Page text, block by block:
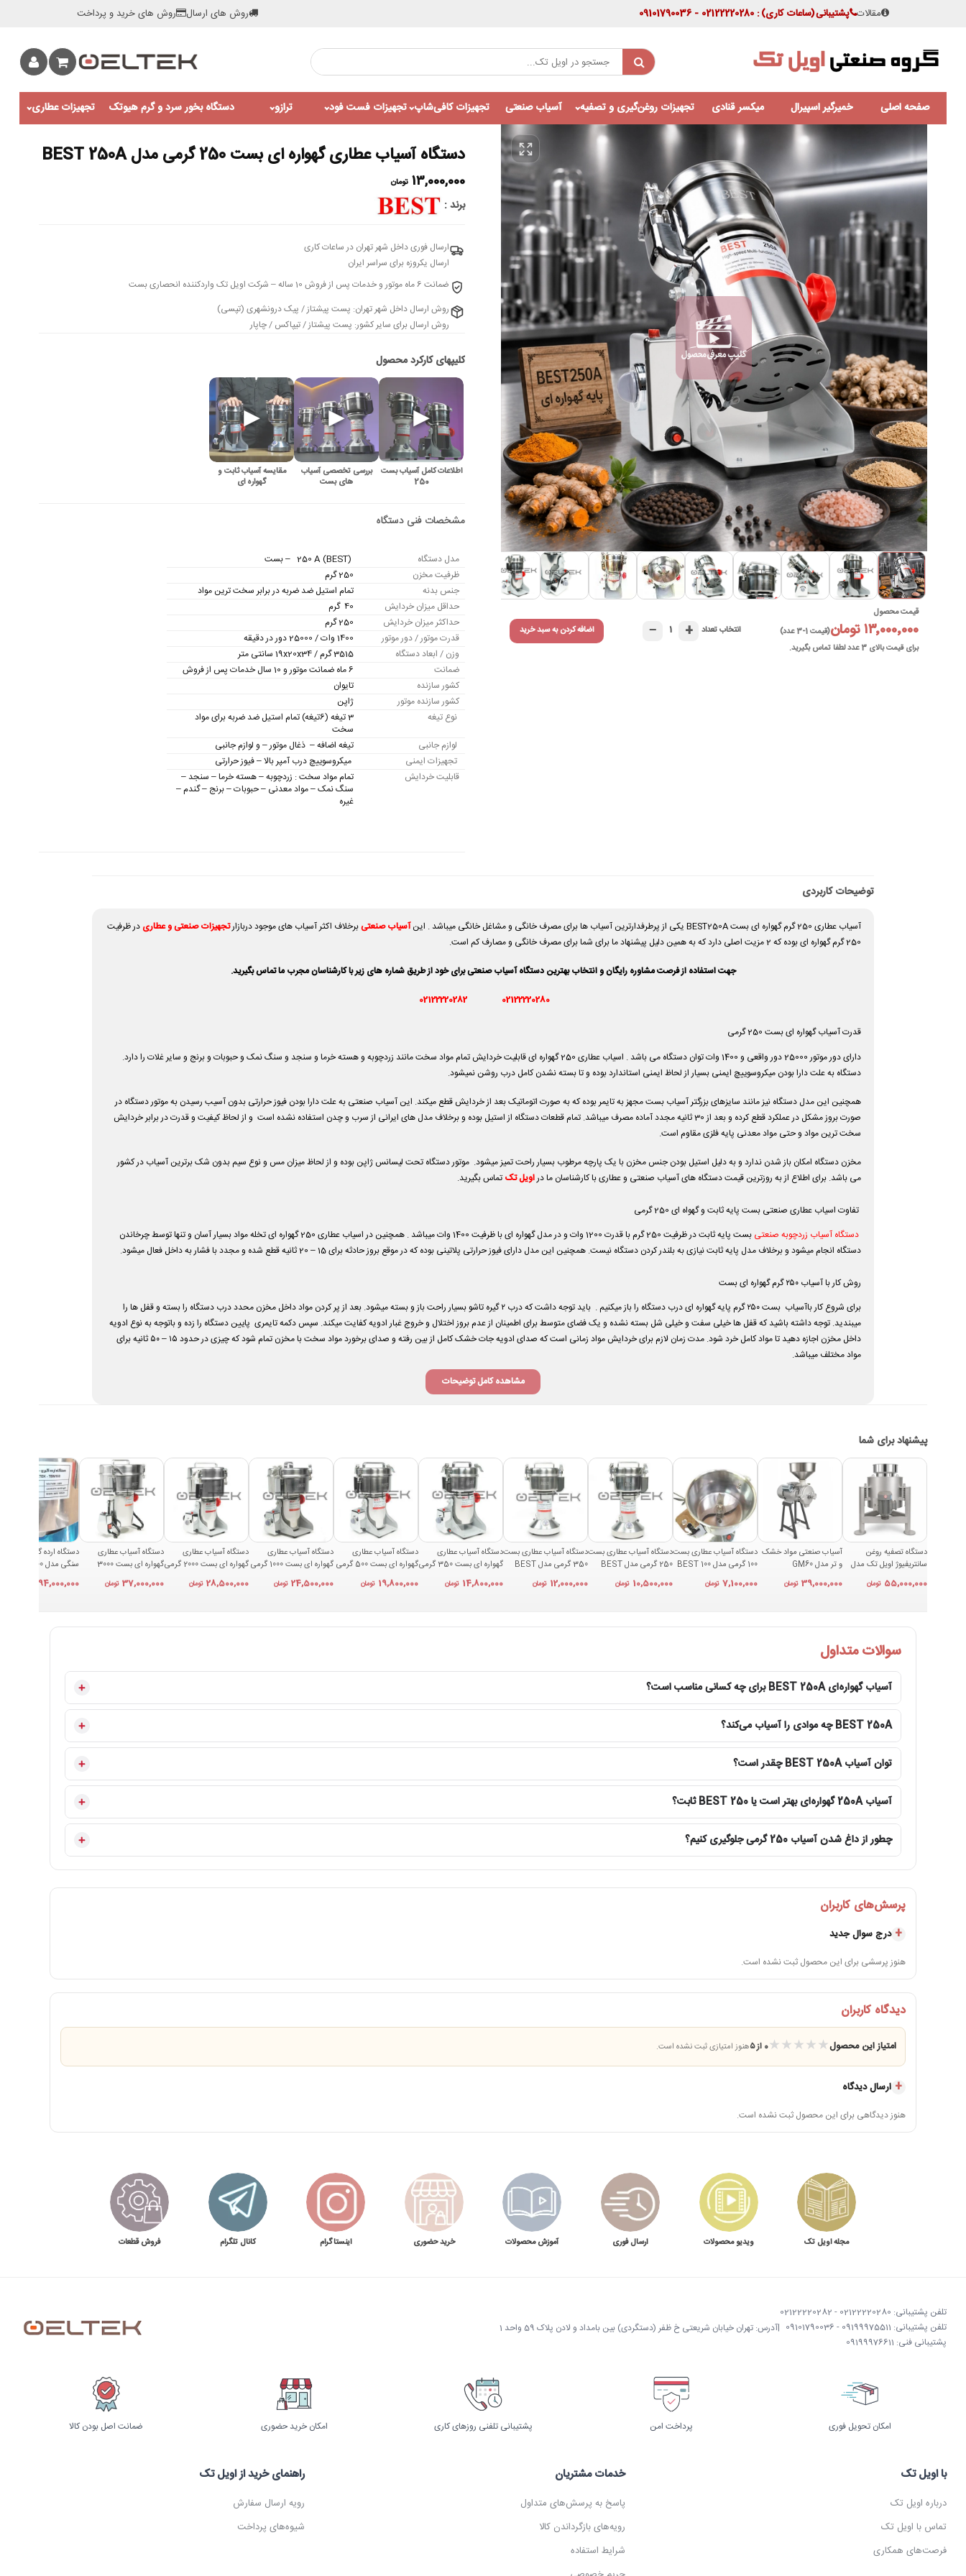
مقالات پشتیبانی(ساعات کاری): 02122220280 - 09101790036 روش های ارسال روش های خرید و پرداخت
صفحه اصلی خمیرگیر اسپیرال میکسر قنادی تجهیزات روغن‌گیری و تصفیه آسیاب صنعتی تجهیزات کافی‌شاپ تجهیزات فست فود ترازو دستگاه بخور سرد و گرم هیوتک تجهیزات عطاری
►
قیمت محصول
۱۳٬۰۰۰٬۰۰۰ تومان (قیمت 1-3 عدد) انتخاب تعداد + ۱ − اضافه کردن به سبد خرید
برای قیمت بالای 3 عدد لطفا تماس بگیرید.
دستگاه آسیاب عطاری گهواره ای بست 250 گرمی مدل BEST 250A
13,000,000 تومان
برند
ارسال فوری داخل شهر تهران در ساعات کاری
ارسال یکروزه برای سراسر ایران
ضمانت 6 ماه موتور و خدمات پس از فروش 10 ساله – شرکت اویل تک واردکننده انحصاری بست
روش ارسال داخل شهر تهران: پست پیشتاز / پیک درونشهری (تپسی)
روش ارسال برای سایر کشور: پست پیشتاز / تیپاکس / چاپار
اطلاعات کامل آسیاب بست
250
بررسی تخصصی آسیاب
های بست
مقایسه آسیاب ثابت و
گهواره ای
مدل دستگاه
(BEST) 250 A – بست
ظرفیت مخزن
250 گرم
جنس بدنه
تمام استیل ضد ضربه در برابر سخت ترین مواد
حداقل میزان خردایش
40 گرم
حداکثر میزان خردایش
250 گرم
قدرت موتور / دور موتور
1400 وات / 25000 دور در دقیقه
وزن / ابعاد دستگاه
3515 گرم / 19x20x34 سانتی متر
ضمانت
6 ماه ضمانت موتور و 10 سال خدمات پس از فروش
کشور سازنده
تایوان
کشور سازنده موتور
ژاپن
نوع تیغه
3 تیغه (6تیغه) تمام استیل ضد ضربه برای مواد
سخت
لوازم جانبی
تیغه اضافه – ذغال موتور – و لوازم جانبی
تجهیزات ایمنی
میکروسوییچ درب آمپر بالا – فیوز حرارتی
قابلیت خردایش
تمام مواد سخت : زردچوبه – هسته خرما – سنجد –
سنگ نمک – مواد معدنی – حبوبات –برنج – گندم –
غیره
توضیحات کاربردی
آسیاب عطاری 250 گرم گهواره ای بست BEST250A یکی از پرطرفدارترین آسیاب ها برای مصرف خانگی و مشاغل خانگی میباشد . این آسیاب صنعتیبرخلاف اکثر آسیاب های موجود دربازارتجهیزات صنعتی و عطاری در ظرفیت
250 گرم گهواره ای بوده که 2 مزیت اصلی دارد که به همین دلیل پیشنهاد ما برای شما برای مصرف خانگی و مصارف کم است.
جهت استفاده از فرصت مشاوره رایگان و انتخاب بهترین دستگاه آسیاب صنعتی برای خود از طریق شماره های زیر با کارشناسان مجرب ما تماس بگیرید.
02122220280
02122220282
قدرت آسیاب گهواره ای بست 250 گرمی
دارای دور موتور 25000 دور واقعی و 1400 وات توان دستگاه می باشد . اسیاب عطاری 250 گهواره ای قابلیت خردایش تمام مواد سخت مانند زردچوبه و هسته خرما و سنجد و سنگ نمک و حبوبات و برنج و سایر غلات را دارد.
دستگاه به علت دارا بودن میکروسوییچ ایمنی بسیار از لحاظ ایمنی استاندارد بوده و تا بسته نشدن کامل درب روشن نمیشود.
همچنین این مدل دستگاه نیز مانند سایزهای بزرگتر آسیاب بست مجهز به تایمر بوده که به صورت اتوماتیک بعد از خردایش قطع میکند. این آسیاب صنعتی به علت دارا بودن فیوز حرارتی بدون آسیب رسیدن به موتور دستگاه در
صورت بروز مشکل در عملکرد قطع کرده و بعد از 30 ثانیه مجدد آماده مصرف میباشد. تمام قطعات دستگاه از استیل بوده و برخلاف مدل های ایرانی از سرب و چدن استفاده نشده است و از لحاظ کیفیت و قدرت در برابر خردایش
سخت ترین مواد و حتی مواد معدنی پایه فلزی مقاوم است.
مخزن دستگاه امکان باز شدن ندارد و به دلیل استیل بودن جنس مخزن با یک پارچه مرطوب بسیار راحت تمیز میشود. موتور دستگاه تحت لیسانس ژاپن بوده و از لحاظ میزان مس و نوع سیم بدون شک برترین آسیاب در کشور
می باشد. برای اطلاع از به روزترین قیمت دستگاه های آسیاب صنعتی و عطاری با کارشناسان ما دراویل تک تماس بگیرید.
تفاوت اسیاب عطاری صنعتی بست پایه ثابت و گهواه ای 250 گرمی
دستگاه آسیاب زردچوبه صنعتی بست پایه ثابت در ظرفیت 250 گرم با قدرت 1200 وات و در مدل گهواره ای با ظرفیت 1400 وات میباشد .
همچنین در اسیاب عطاری 250 گهواره ای تخله مواد بسیار آسان و تنها توسط چرخاندن
دستگاه انجام میشود و برخلاف مدل پایه ثابت نیازی به بلندر کردن دستگاه نیست. همچنین این مدل دارای فیوز حرارتی پلاتینی بوده که در موقع بروز حادثه برای 15 – 20 ثانیه قطع شده و مجدد با فشار به داخل فعال میشود .
روش کار با آسیاب ۲۵۰ گرم گهواره ای بست
برای شروع کار باآسیاب بست ۲۵۰ گرم پایه گهواره ای درب دستگاه را باز میکنیم . باید توجه داشت که درب ۲ گیره تاشو بسیار راحت باز و بسته میشود. بعد از پر کردن مواد داخل مخزن محدد درب دستگاه را بسته و قفل ها را
میبندید. توجه داشته باشید که قفل ها خیلی سفت و خیلی شل بسته نشده و یک فضای متوسط برای اطمینان از عدم بروز اختلال و خروج غبار ادویه کفایت میکند. سپس دکمه تایمری پایین دستگاه را زده و باتوجه به نوع ادویه
داخل مخزن اجازه دهید تا مواد کامل خرد شود. مدت زمان لازم برای خردایش مواد زمانی است که
صدای ادویه جات خشک کامل از بین رفته و صدای برخورد مواد سخت با مخزن تمام شود که چیزی در حدود ۱۵ – ۵۰ ثانیه برای
مواد مختلف میباشد.
مشاهده کامل توضیحات
پیشنهاد برای شما
دستگاه تصفیه روغن
سانتریفیوژ اویل تک مدل
55,000,000 تومان
آسیاب صنعتی مواد خشک
و تر مدل GM60
39,000,000 تومان
دستگاه آسیاب عطاری بست
100 گرمی مدل BEST 100
7,100,000 تومان
دستگاه آسیاب عطاری بست
250 گرمی مدل BEST
10,500,000 تومان
دستگاه آسیاب عطاری بست
350 گرمی مدل BEST
12,000,000 تومان
دستگاه آسیاب عطاری
گهواره ای بست 350 گرمی
14,800,000 تومان
دستگاه آسیاب عطاری
گهواره ای بست 500 گرمی
19,800,000 تومان
دستگاه آسیاب عطاری
گهواره ای بست 1000 گرمی
24,500,000 تومان
دستگاه آسیاب عطاری
گهواره ای بست 2000 گرمی
28,500,000 تومان
دستگاه آسیاب عطاری
گهواره ای بست 3000
گرمی مدل BEST 3000A
37,000,000 تومان
دستگاه ارده گیر و کره گیر
سنگی مدل TBM 1600
94,000,000
سوالات متداول
آسیاب گهواره‌ای BEST 250A برای چه کسانی مناسب است؟
BEST 250A چه موادی را آسیاب می‌کند؟
توان آسیاب BEST 250A چقدر است؟
آسیاب 250A گهواره‌ای بهتر است یا BEST 250 ثابت؟
چطور از داغ شدن آسیاب 250 گرمی جلوگیری کنیم؟
پرسش‌های کاربران
درج سوال جدید
هنوز پرسشی برای این محصول ثبت نشده است.
دیدگاه کاربران
امتیاز این محصول ★★★★★ 0 از ۵ هنوز امتیازی ثبت نشده است.
ارسال دیدگاه
هنوز دیدگاهی برای این محصول ثبت نشده است.
مجله اویل تک ویدیو محصولات ارسال فوری آموزش محصولات خرید حضوری اینستاگرام کانال تلگرام فروش قطعات
تلفن پشتیبانی: 02122220280 - 02122220282
تلفن پشتیبانی: 09199975511 - 09101790036
پشتیبانی فنی: 09199976611
|آدرس: تهران خیابان شریعتی خ ظفر (دستگردی) بین بامداد و لادن پلاک 59 واحد 1
امکان تحویل فوری پرداخت امن پشتیبانی تلفنی روزهای کاری امکان خرید حضوری ضمانت اصل بودن کالا
با اویل تک
درباره اویل تک
تماس با اویل تک
فرصت‌های همکاری
خدمات مشتریان
پاسخ به پرسش‌های متداول
رویه‌های بازگرداندن کالا
شرایط استفاده
راهنمای خرید از اویل تک
رویه ارسال سفارش
شیوه‌های پرداخت